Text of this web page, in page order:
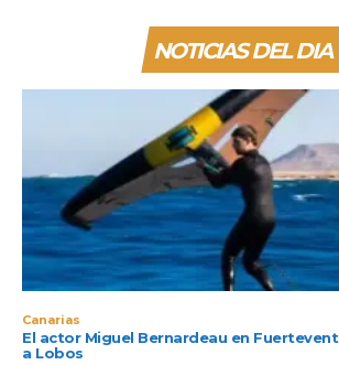
NOTICIAS DEL DIA
Canarias
El actor Miguel Bernardeau en
a Lobos